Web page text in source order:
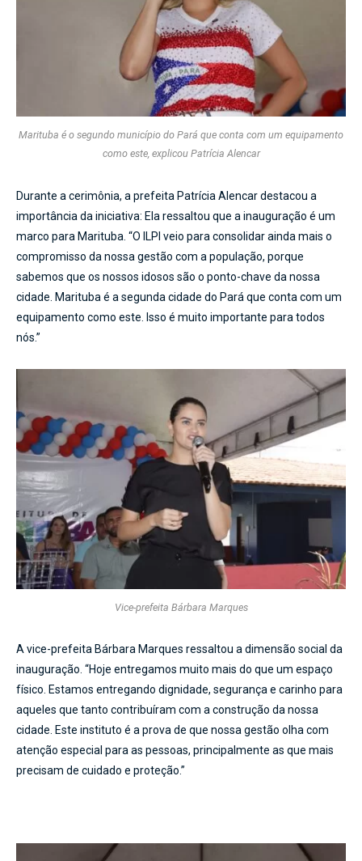
Marituba é o segundo município do Pará que conta com um equipamento
como este, explicou Patrícia Alencar
Durante a cerimônia, a prefeita Patrícia Alencar destacou a
importância da iniciativa: Ela ressaltou que a inauguração é um
marco para Marituba. “O ILPI veio para consolidar ainda mais o
compromisso da nossa gestão com a população, porque
sabemos que os nossos idosos são o ponto-chave da nossa
cidade. Marituba é a segunda cidade do Pará que conta com um
equipamento como este. Isso é muito importante para todos
nós.”
Vice-prefeita Bárbara Marques
A vice-prefeita Bárbara Marques ressaltou a dimensão social da
inauguração. “Hoje entregamos muito mais do que um espaço
físico. Estamos entregando dignidade, segurança e carinho para
aqueles que tanto contribuíram com a construção da nossa
cidade. Este instituto é a prova de que nossa gestão olha com
atenção especial para as pessoas, principalmente as que mais
precisam de cuidado e proteção.”